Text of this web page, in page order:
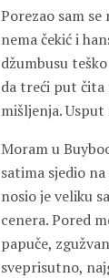
Porezao sam
nema čekić i
džumbusu
da treći put čita
mišljenja.
Moram u
satima sjedio
nosio je veliku
cenera. Pored
papuče,
sveprisutno,